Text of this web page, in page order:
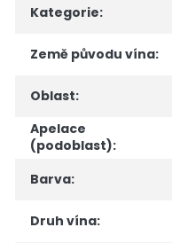
Kategorie:
Země původu vína:
Oblast:
Apelace
(podoblast):
Barva:
Druh vína: